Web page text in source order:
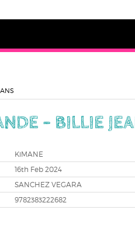
- BILLIE
KiMANE
16th Feb 2024
SANCHEZ VEGARA
9782383222682